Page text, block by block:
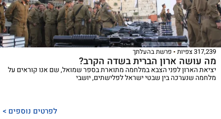
317,239 צפיות פרשת בהעלתך
מה עושה ארון הברית בשדה הקרב?
יציאת הארון לפני הצבא במלחמה מתוארת בספר שמואל, שם אנו קוראים על
מלחמה שנערכה בין שבטי ישראל לפלישתים, יושבי
לפרטים נוספים >